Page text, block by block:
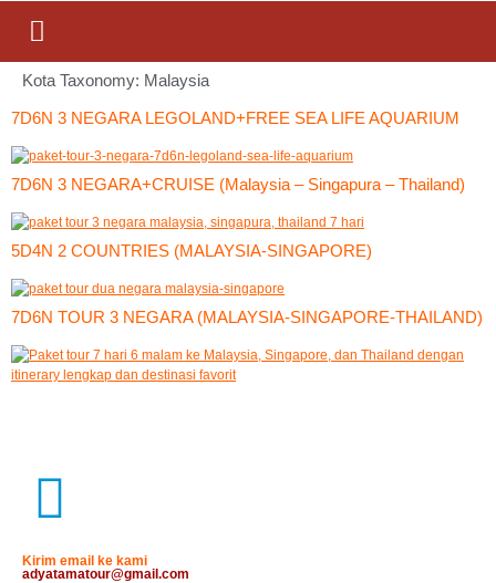
Kota Taxonomy: Malaysia
7D6N 3 NEGARA LEGOLAND+FREE SEA LIFE AQUARIUM
7D6N 3 NEGARA+CRUISE (Malaysia – Singapura – Thailand)
5D4N 2 COUNTRIES (MALAYSIA-SINGAPORE)
7D6N TOUR 3 NEGARA (MALAYSIA-SINGAPORE-THAILAND)
Kirim email ke kami
adyatamatour@gmail.com